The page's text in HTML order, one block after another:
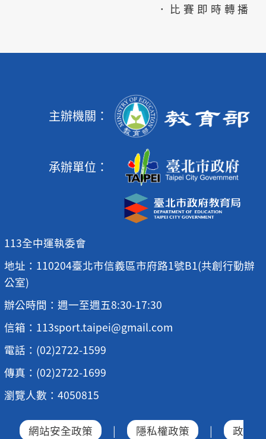
．比賽即時轉播
主辦機關：
承辦單位：
113全中運執委會
地址：110204臺北市信義區市府路1號B1(共創行動辦
公室)
辦公時間：週一至週五8:30-17:30
信箱：113sport.taipei@gmail.com
電話：(02)2722-1599
傳真：(02)2722-1699
瀏覽人數：4050815
網站安全政策 | 隱私權政策 | 政